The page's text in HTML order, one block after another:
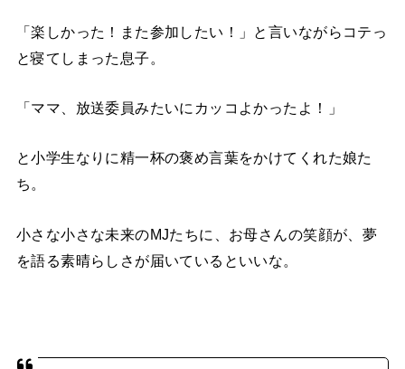
「楽しかった！また参加したい！」と言いながらコテっ
と寝てしまった息子。
「ママ、放送委員みたいにカッコよかったよ！」
と小学生なりに精一杯の褒め言葉をかけてくれた娘た
ち。
小さな小さな未来のMJたちに、お母さんの笑顔が、夢
を語る素晴らしさが届いているといいな。